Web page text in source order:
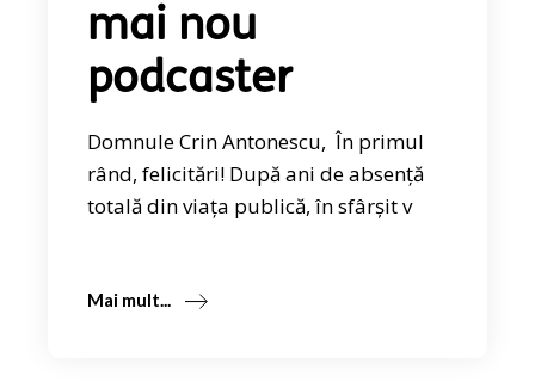
mai nou
podcaster
Domnule Crin Antonescu, În primul
rând, felicitări! După ani de absență
totală din viața publică, în sfârșit v
Mai mult...